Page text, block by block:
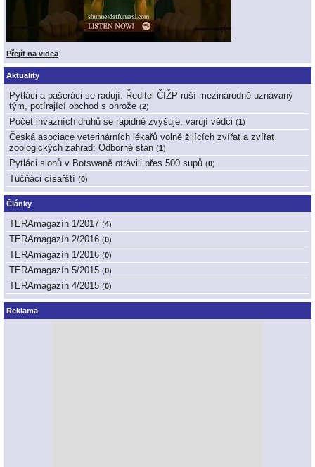
Přejít na videa
Aktuality
Pytláci a pašeráci se radují. Ředitel ČIŽP ruší mezinárodně uznávaný
tým, potírající obchod s ohrože (2)
Počet invazních druhů se rapidně zvyšuje, varují vědci (1 )
Česká asociace veterinárních lékařů volně žijících zvířat a zvířat
zoologických zahrad: Odborné stan (1 )
Pytláci slonů v Botswaně otrávili přes 500 supů (0)
Tučňáci císařští (0)
Články
TERAmagazín 1/2017 (4)
TERAmagazín 2/2016 (0)
TERAmagazín 1/2016 (0)
TERAmagazín 5/2015 (0)
TERAmagazín 4/2015 (0)
Reklama